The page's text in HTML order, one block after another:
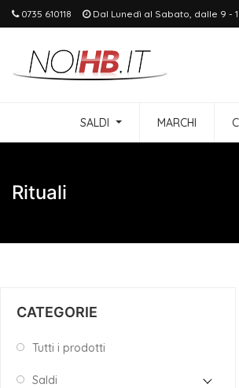
0735 610118 Dal Lunedì al Sabato, dalle 9 -
SALDI MARCHI
Rituali
CATEGORIE
Tutti i prodotti
Saldi